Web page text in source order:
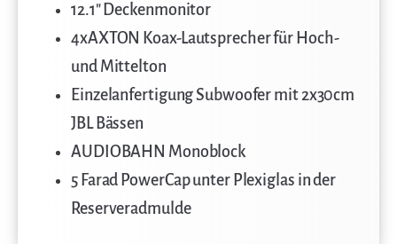
12.1″ Deckenmonitor
4xAXTON Koax-Lautsprecher für Hoch-
und Mittelton
Einzelanfertigung Subwoofer mit 2x30cm
JBL Bässen
AUDIOBAHN Monoblock
5 Farad PowerCap unter Plexiglas in der
Reserveradmulde